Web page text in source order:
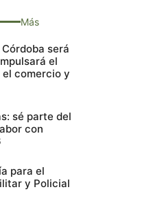
Más
será
el
comercio y
sé parte del
con
para el
y Policial